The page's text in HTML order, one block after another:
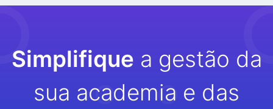
Simplifique a gestão da
sua academia e das